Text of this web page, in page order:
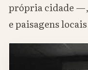
própria cidade —,
e paisagens